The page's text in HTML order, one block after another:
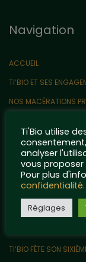
Navigation
ACCUEIL
TI’BIO ET SES
NOS MACÉRATIONS
QUELQUES POINTS DE
MENTIONS LÉGALES
Articles
LE VRAC EN VENTE
TI’BIO FÊTE SON
Ti'Bio utilise
analyser
vous proposer
Pour plus
confidentialité.
Réglages